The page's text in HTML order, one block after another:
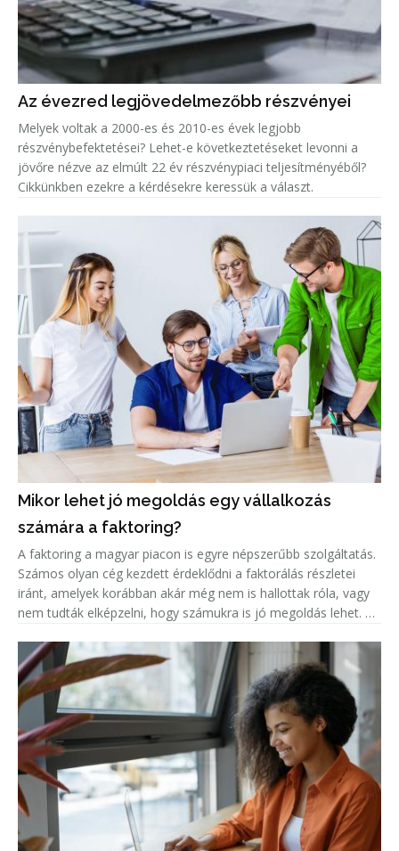
Az évezred legjövedelmezőbb részvényei
Melyek voltak a 2000-es és 2010-es évek legjobb
részvénybefektetései? Lehet-e következtetéseket levonni a
jövőre nézve az elmúlt 22 év részvénypiaci teljesítményéből?
Cikkünkben ezekre a kérdésekre keressük a választ.
Mikor lehet jó megoldás egy vállalkozás
számára a faktoring?
A faktoring a magyar piacon is egyre népszerűbb szolgáltatás.
Számos olyan cég kezdett érdeklődni a faktorálás részletei
iránt, amelyek korábban akár még nem is hallottak róla, vagy
nem tudták elképzelni, hogy számukra is jó megoldás lehet. A